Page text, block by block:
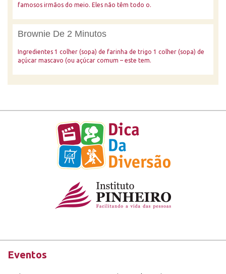
famosos irmãos do meio. Eles não têm todo o.
Brownie De 2 Minutos
Ingredientes 1 colher (sopa) de farinha de trigo 1 colher (sopa) de
açúcar mascavo (ou açúcar comum – este tem.
Eventos